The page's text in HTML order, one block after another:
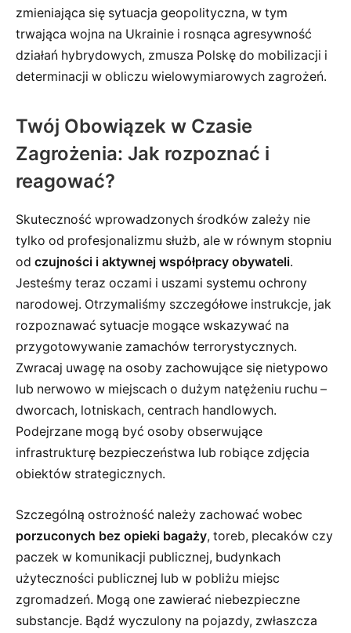
zmieniająca się sytuacja geopolityczna, w tym
trwająca wojna na Ukrainie i rosnąca agresywność
działań hybrydowych, zmusza Polskę do mobilizacji i
determinacji w obliczu wielowymiarowych zagrożeń.
Twój Obowiązek w Czasie
Zagrożenia: Jak rozpoznać i
reagować?
Skuteczność wprowadzonych środków zależy nie
tylko od profesjonalizmu służb, ale w równym stopniu
od czujności i aktywnej współpracy obywateli.
Jesteśmy teraz oczami i uszami systemu ochrony
narodowej. Otrzymaliśmy szczegółowe instrukcje, jak
rozpoznawać sytuacje mogące wskazywać na
przygotowywanie zamachów terrorystycznych.
Zwracaj uwagę na osoby zachowujące się nietypowo
lub nerwowo w miejscach o dużym natężeniu ruchu –
dworcach, lotniskach, centrach handlowych.
Podejrzane mogą być osoby obserwujące
infrastrukturę bezpieczeństwa lub robiące zdjęcia
obiektów strategicznych.
Szczególną ostrożność należy zachować wobec
porzuconych bez opieki bagaży, toreb, plecaków czy
paczek w komunikacji publicznej, budynkach
użyteczności publicznej lub w pobliżu miejsc
zgromadzeń. Mogą one zawierać niebezpieczne
substancje. Bądź wyczulony na pojazdy, zwłaszcza